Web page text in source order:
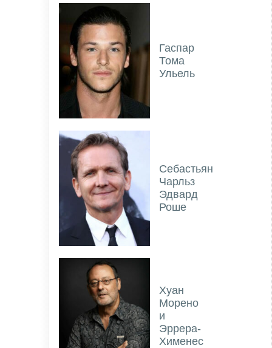
Гаспар
Тома
Ульель
Себастьян
Чарльз
Эдвард
Роше
Хуан
Морено
и
Эррера-
Хименес